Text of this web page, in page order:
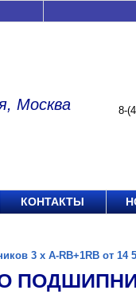
Москва 8-
КОНТАКТЫ
3 x A-RB+1RB от 14